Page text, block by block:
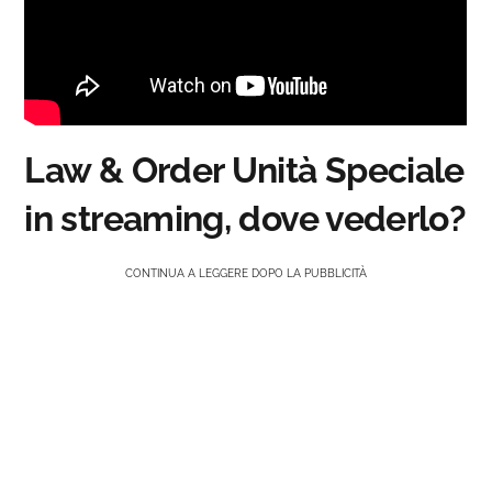
Law & Order Unità Speciale
in streaming, dove vederlo?
CONTINUA A LEGGERE DOPO LA PUBBLICITÀ